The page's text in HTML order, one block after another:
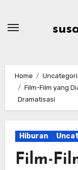
Home
Film-Film yang
Dramatisasi
Hiburan
Film-